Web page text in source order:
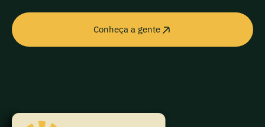
Conheça a gente